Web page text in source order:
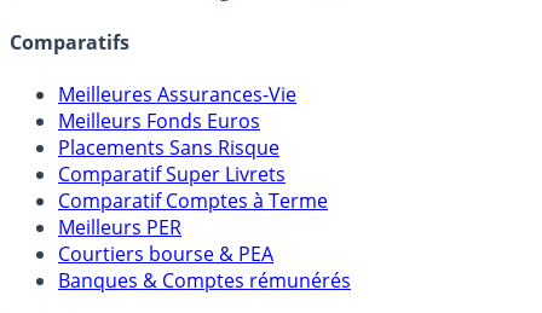
assureurs, sociétés de gestion, CGP, etc.
Comparatifs
Meilleures Assurances-Vie
Meilleurs Fonds Euros
Placements Sans Risque
Comparatif Super Livrets
Comparatif Comptes à Terme
Meilleurs PER